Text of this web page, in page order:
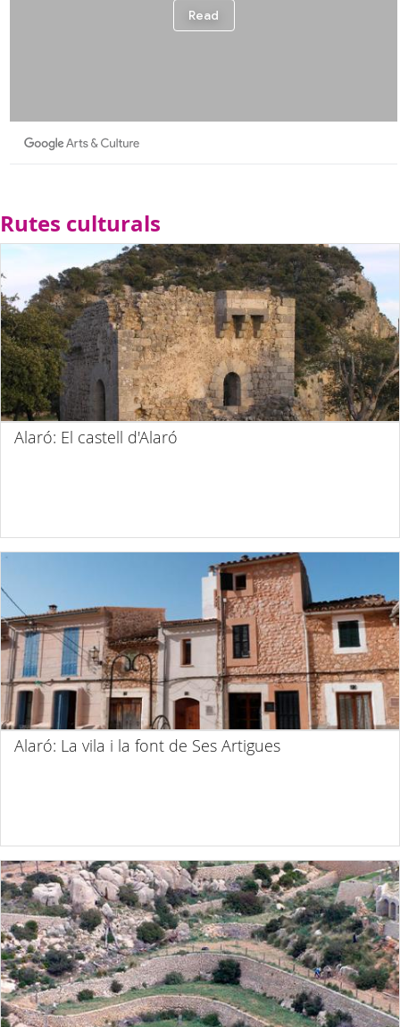
Rutes culturals
Alaró: El castell d'Alaró
Alaró: La vila i la font de Ses Artigues